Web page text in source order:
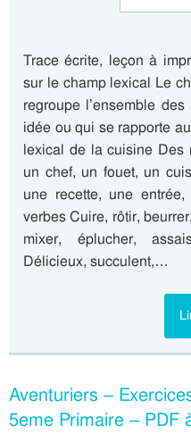
Trace écrite, leçon à
sur le champ lexical Le
regroupe l’ensemble
idée ou qui se rapporte
lexical de la cuisine Des
un chef, un fouet, un
une recette, une
verbes Cuire, rôtir,
mixer, éplucher,
Délicieux, succulent,…
Aventuriers –
5eme Primaire – PDF